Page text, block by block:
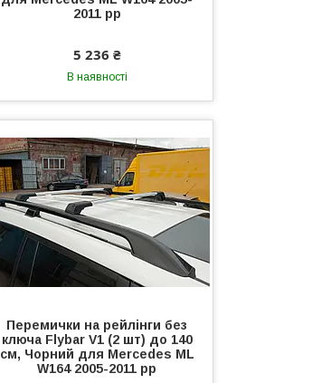
2011 рр
5 236 ₴
В наявності
Перемички на рейлінги без
ключа Flybar V1 (2 шт) до 140
см, Чорний для Mercedes ML
W164 2005-2011 рр